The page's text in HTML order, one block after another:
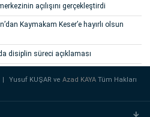
açılışını gerçekleştirdi
Kaymakam Keser’e hayırlı olsun
disiplin süreci açıklaması
| Yusuf KUŞAR veAzad KAYATüm Hakları